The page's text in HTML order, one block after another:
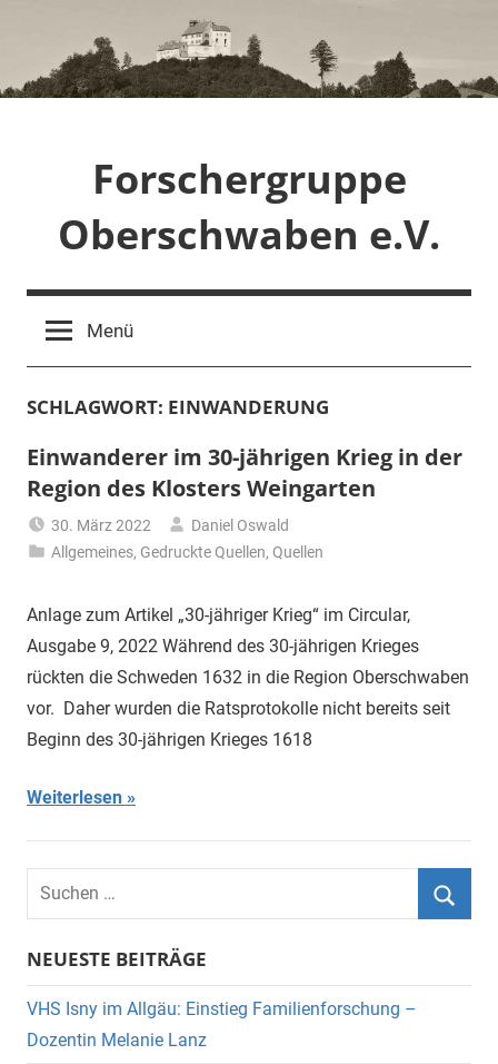
springen
Forschergruppe
Oberschwaben e.V.
Menü
SCHLAGWORT: EINWANDERUNG
Einwanderer im 30-jährigen Krieg in der
Region des Klosters Weingarten
30. März 2022
Daniel Oswald
Allgemeines, Gedruckte Quellen,Quellen
Anlage zum Artikel „30-jähriger Krieg“ im Circular,
Ausgabe 9, 2022 Während des 30-jährigen Krieges
rückten die Schweden 1632 in die Region Oberschwaben
vor. Daher wurden die Ratsprotokolle nicht bereits seit
Beginn des 30-jährigen Krieges 1618
Weiterlesen
Suchen
NEUESTE BEITRÄGE
VHS Isny im Allgäu: Einstieg Familienforschung –
Dozentin Melanie Lanz